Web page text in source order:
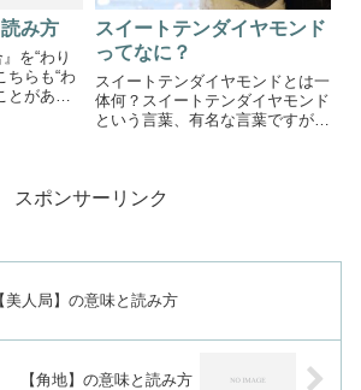
み方
を“わり
ちらも“わ
とがあり
てあるの...
スイートテンダイヤモンド
ってなに？
スイートテンダイヤモンドとは一
体何？スイートテンダイヤモンド
という言葉、有名な言葉ですが、
10周年記念にダイヤモンドを贈
スポンサーリンク
【美人局】の意味と読み方
【角地】の意味と読み方